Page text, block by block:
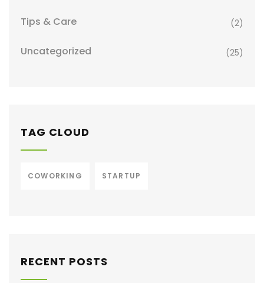
Tips & Care (2)
Uncategorized (25)
TAG CLOUD
COWORKING STARTUP
RECENT POSTS